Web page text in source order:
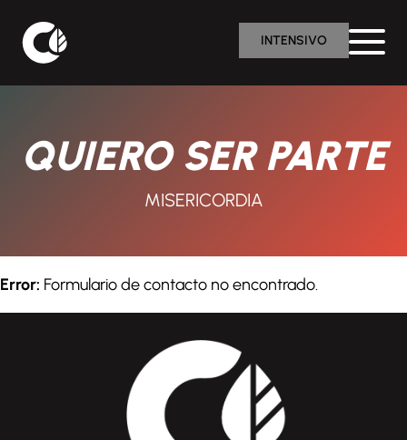
INTENSIVO
QUIERO SER PARTE
MISERICORDIA
Error: Formulario de contacto no encontrado.